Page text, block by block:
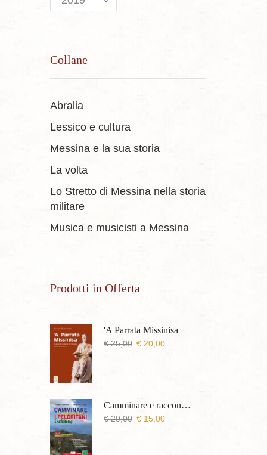
Collane
Abralia
Lessico e cultura
Messina e la sua storia
La volta
Lo Stretto di Messina nella storia
militare
Musica e musicisti a Messina
Prodotti in Offerta
'A Parrata Missinisa
€25,00 Il€20,00Il
Camminare e raccontare i Peloritani Trekking
€20,00 Il€15,00Il